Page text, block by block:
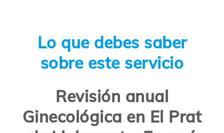
Lo que debes saber
sobre este servicio
Revisión anual
Ginecológica en El Prat